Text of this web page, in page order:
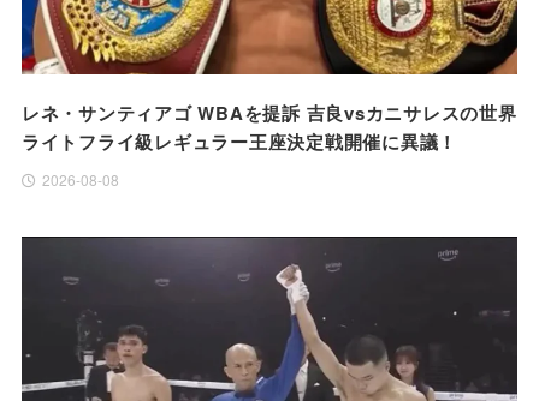
レネ・サンティアゴ WBAを提訴 吉良vsカニサレスの世界
ライトフライ級レギュラー王座決定戦開催に異議！
2026-08-08